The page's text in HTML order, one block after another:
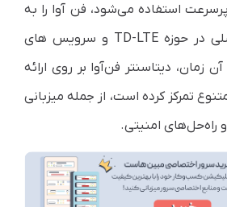
استفاده می‌شود، فن آوا را به
یکی از اپراتورهای اصلی در حوزه TD-LTE و سرویس های
زمان، دیتاسنتر فن‌آوا بر روی ارائه
تمرکز کرده است، از جمله میزبانی
راه‌حل‌های امنیتی.